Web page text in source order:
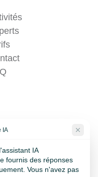
IA
IA
fournis des réponses
Vous n'avez pas
Problème technique ?